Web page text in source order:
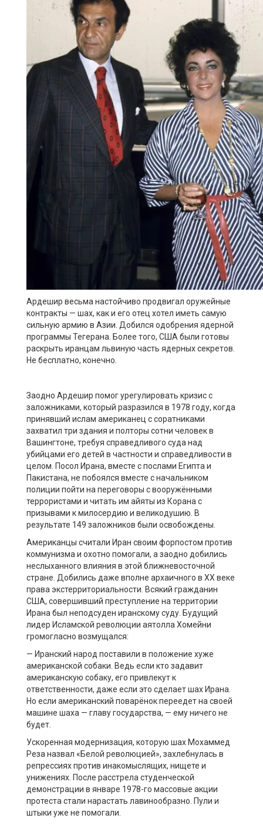
Ардешир весьма настойчиво продвигал оружейные
контракты — шах, как и его отец хотел иметь самую
сильную армию в Азии. Добился одобрения ядерной
программы Тегерана. Более того, США были готовы
раскрыть иранцам львиную часть ядерных секретов.
Не бесплатно, конечно.
Заодно Ардешир помог урегулировать кризис с
заложниками, который разразился в 1978 году, когда
принявший ислам американец с соратниками
захватил три здания и полторы сотни человек в
Вашингтоне, требуя справедливого суда над
убийцами его детей в частности и справедливости в
целом. Посол Ирана, вместе с послами Египта и
Пакистана, не побоялся вместе с начальником
полиции пойти на переговоры с вооружёнными
террористами и читать им айяты из Корана с
призывами к милосердию и великодушию. В
результате 149 заложников были освобождены.
Американцы считали Иран своим форпостом против
коммунизма и охотно помогали, а заодно добились
неслыханного влияния в этой ближневосточной
стране. Добились даже вполне архаичного в ХХ веке
права экстерриториальности. Всякий гражданин
США, совершивший преступление на территории
Ирана был неподсуден иранскому суду. Будущий
лидер Исламской революции аятолла Хомейни
громогласно возмущался:
— Иранский народ поставили в положение хуже
американской собаки. Ведь если кто задавит
американскую собаку, его привлекут к
ответственности, даже если это сделает шах Ирана.
Но если американский поварёнок переедет на своей
машине шаха — главу государства, — ему ничего не
будет.
Ускоренная модернизация, которую шах Мохаммед
Реза назвал «Белой революцией», захлебнулась в
репрессиях против инакомыслящих, нищете и
унижениях. После расстрела студенческой
демонстрации в январе 1978-го массовые акции
протеста стали нарастать лавинообразно. Пули и
штыки уже не помогали.